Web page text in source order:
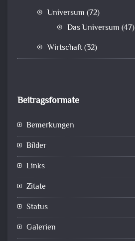
Universum (72)
Das Universum (47)
Wirtschaft(32)
Beitragsformate
Bemerkungen
Bilder
Links
Zitate
Status
Galerien